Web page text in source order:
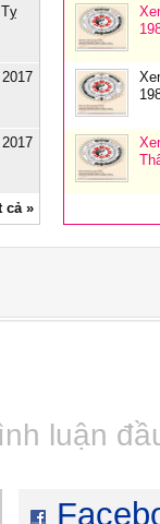
cả »
luận